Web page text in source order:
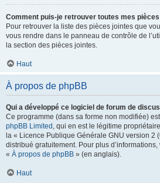
Comment puis-je retrouver toutes mes
Pour retrouver la liste des pièces jointes que
vous rendre dans le panneau de contrôle de
la section des pièces jointes.
Haut
À propos de phpBB
Qui a développé ce logiciel de forum de
Ce programme (dans sa forme non modifiée)
phpBB Limited , qui en est le légitime
la « Licence Publique Générale GNU version 2
distribué gratuitement. Pour plus
« À propos de phpBB » (en anglais).
Haut